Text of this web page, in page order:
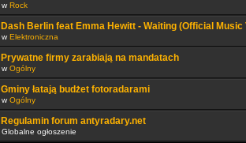
w Rock
Dash Berlin feat Emma Hewitt - Waiting (Official Music
w Elektroniczna
Prywatne firmy zarabiają na mandatach
w Ogólny
Gminy łatają budżet fotoradarami
w Ogólny
Regulamin forum antyradary.net
Globalne ogłoszenie